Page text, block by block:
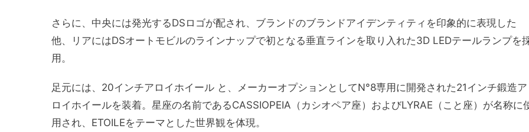
さらに、中央には発光するDSロゴが配され、ブランドのブランドアイデンティティを印象的に表現した
他、リアにはDSオートモビルのラインナップで初となる垂直ラインを取り入れた3D LEDテールランプを
用。
足元には、20インチアロイホイール と、メーカーオプションとしてN°8専用に開発された21インチ鍛造ア
ロイホイールを装着。星座の名前であるCASSIOPEIA（カシオペア座）およびLYRAE（こと座）が名称に
用され、ETOILEをテーマとした世界観を体現。